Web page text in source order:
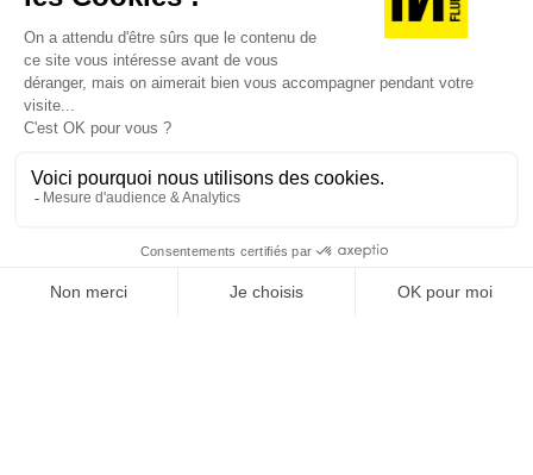
La clef d’une accélération de la baisse des émissions
mondiales d’ici 2030 est détenue par les pays
émergents qui ont un peu tendance à se faire oublier
quand on discute du partage des responsabilités entre
le Nord et le Sud. Plus de 60 % des émissions
mondiales sont contrôlées par ce groupe de pays, qui
n’appartiennent plus à celui des pays moins avancés
objectifs de moyen terme avec la cible de neutralité
JE DÉCOUVRE LES NUMÉROS PRÉCÉDENTS
Je suis déjà abonné(e) :je consulte la revue en